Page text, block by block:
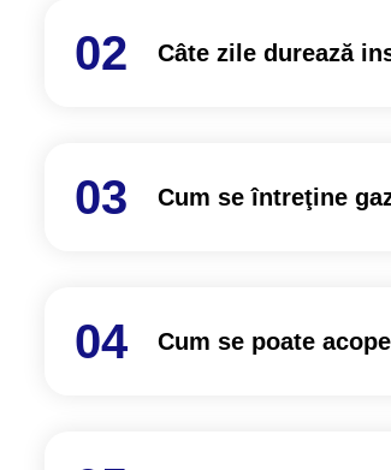
Câte zile durează
Cum se întreţine
Cum se poate